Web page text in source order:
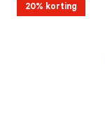
20% korting